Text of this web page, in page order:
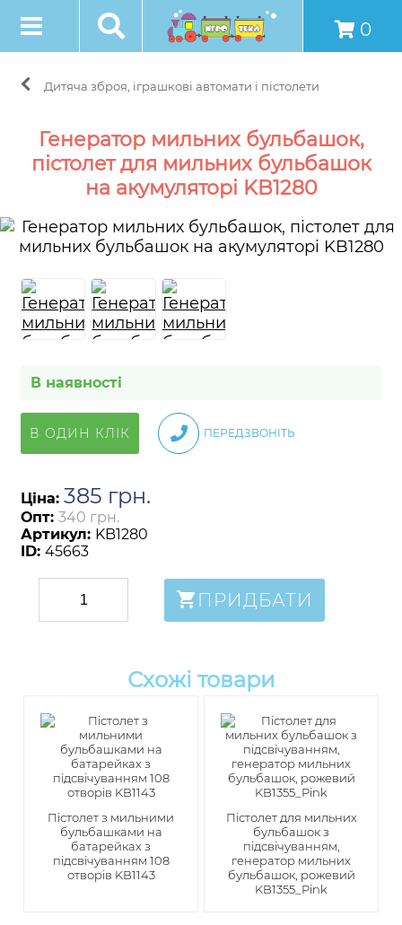
0
Дитяча зброя, іграшкові автомати і пістолети
Генератор мильних бульбашок,
пістолет для мильних бульбашок
на акумуляторі KB1280
В наявності
В ОДИН КЛІК ПЕРЕДЗВОНІТЬ
Ціна: 385 грн.
Опт: 340 грн.
Артикул: KB1280
ID: 45663
ПРИДБАТИ
Схожі товари
Пістолет з мильними
бульбашками на
батарейках з
підсвічуванням 108
отворів KB1143
Пістолет для мильних
бульбашок з
підсвічуванням,
генератор мильних
бульбашок, рожевий
KB1355_Pink